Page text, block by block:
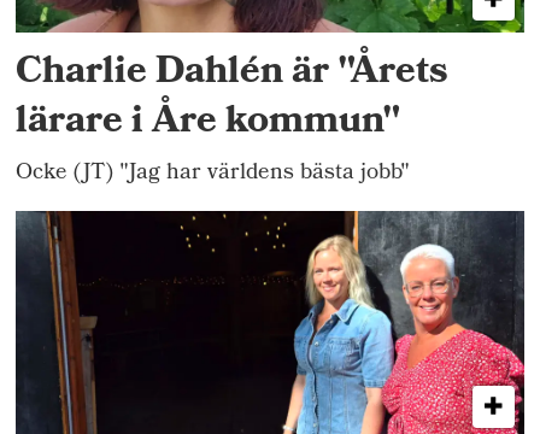
Charlie Dahlén är "Årets
lärare i Åre kommun"
Ocke (JT) "Jag har världens bästa jobb"